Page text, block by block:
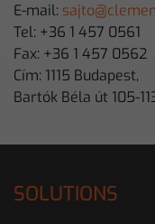
E-mail:
Tel: +36 1 457 0561
Fax: +36 1 457 0562
Cím: 1115 Budapest,
Bartók Béla út 105-
SOLUTIONS